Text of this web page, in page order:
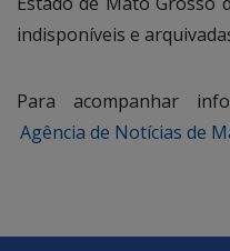
indisponíveis e
Para acompanhar
Agência de Notícias de